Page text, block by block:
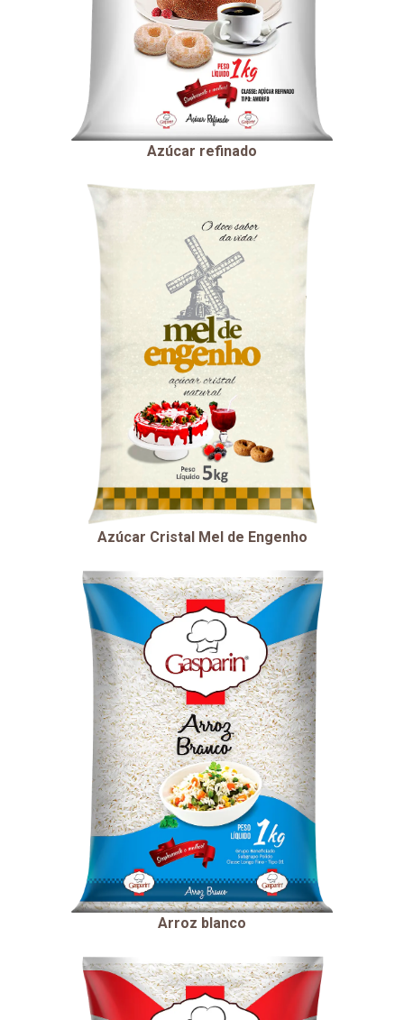
Azúcar refinado
Azúcar Cristal Mel de Engenho
Arroz blanco